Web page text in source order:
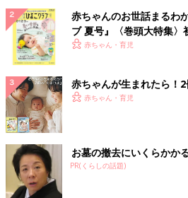
赤ちゃんのお世話まるわ
ブ 夏号』〈巻頭大特集
く！ おっぱい・ミルクの
赤ちゃん・育児
赤ちゃんが生まれたら！2
赤ちゃん・育児
お墓の撤去にいくらかか
PR(くらしの話題)